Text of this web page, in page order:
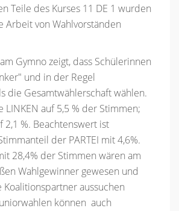
Teile des Kurses 11 DE 1 wurden
Arbeit von Wahlvorständen
Gymno zeigt, dass Schülerinnen
und in der Regel
die Gesamtwählerschaft wählen.
LINKEN auf 5,5 % der Stimmen;
%. Beachtenswert ist
der PARTEI mit 4,6%.
28,4% der Stimmen wären am
Wahlgewinner gewesen und
Koalitionspartner aussuchen
können auch